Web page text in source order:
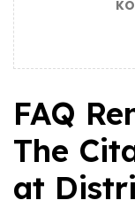
FAQ
The
at